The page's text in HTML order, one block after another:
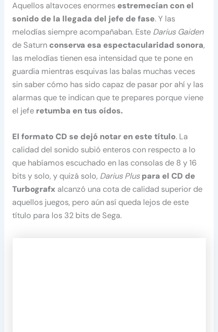
Aquellos altavoces enormes estremecían con el
sonido de la llegada del jefe de fase. Y las
melodías siempre acompañaban. Este Darius Gaiden
de Saturn conserva esa espectacularidad sonora,
las melodías tienen esa intensidad que te pone en
guardia mientras esquivas las balas muchas veces
sin saber cómo has sido capaz de pasar por ahí y las
alarmas que te indican que te prepares porque viene
el jefe retumba en tus oídos.
El formato CD se dejó notar en este título. La
calidad del sonido subió enteros con respecto a lo
que habíamos escuchado en las consolas de 8 y 16
bits y solo, y quizá solo, Darius Plus para el CD de
Turbografx alcanzó una cota de calidad superior de
aquellos juegos, pero aún así queda lejos de este
título para los 32 bits de Sega.